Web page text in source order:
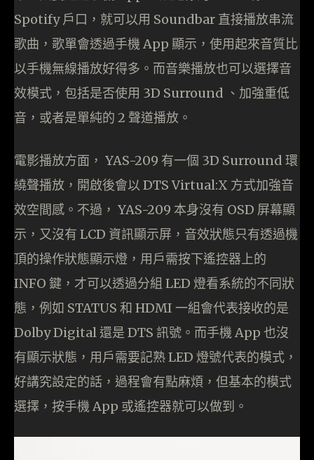
Spotify 戶口，就可以用 Soundbar 直接播放串流
歌曲，歌單會透過手機 App 顯示，使用起來音質比
以手機無線播放好得多。而音樂播放也可以選擇音
效模式，包括是否使用 3D Surround 、加強重低
音，或者是單純的 2 聲道播放。
電影播放方面， YAS-209 有一個 3D Surround 環
繞聲播放，開啟後會以 DTS Virtual:X 方式加強音
效空間感。不過， YAS-209 本身沒有 OSD 屏幕顯
示，又沒有 LCD 資訊顯示屏，音效狀態只有透過機
頂的操作狀態顯示燈，用戶需按下遙控器上的
INFO 鍵，才可以透過分組 LED 燈看系統的不同狀
態，例如 STATUS 和 HDMI 一組會代表接收的是
Dolby Digital 還是 DTS 訊號。而手機 App 也沒
有顯示狀態，用戶需要記熟 LED 燈號代表的模式，
好講究設定的話，過程會有點麻煩，但基本的模式
選擇，按手機 App 或遙控器就可以做到。